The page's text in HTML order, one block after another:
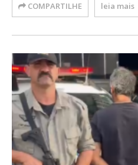
COMPARTILHE leia mais